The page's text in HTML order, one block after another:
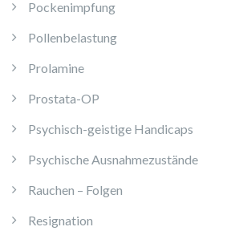
Pockenimpfung
Pollenbelastung
Prolamine
Prostata-OP
Psychisch-geistige Handicaps
Psychische Ausnahmezustände
Rauchen – Folgen
Resignation